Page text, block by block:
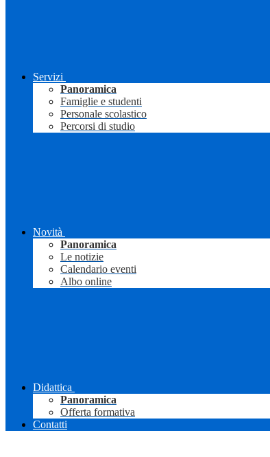
Servizi
Panoramica
Famiglie e studenti
Personale scolastico
Percorsi di studio
Novità
Panoramica
Le notizie
Calendario eventi
Albo online
Didattica
Panoramica
Offerta formativa
Contatti